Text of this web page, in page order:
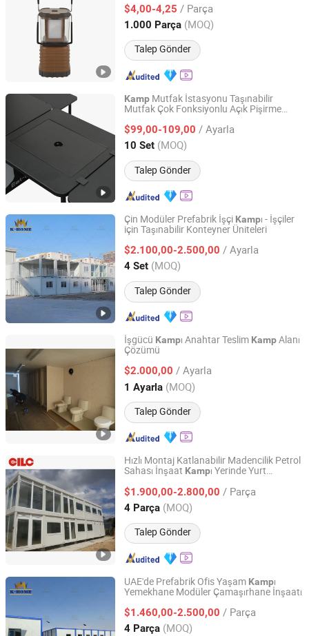
$4,00-4,25 / Parça
1.000 Parça (MOQ)
Talep Gönder
Zhejiang, China Fiyat 2024
Kamp Mutfak İstasyonu Taşınabilir
Mutfak Çok Fonksiyonlu Açık Pişirme
$99,00-109,00 / Ayarla
10 Set (MOQ)
Talep Gönder
CHANGZHOU DINGANG METAL MATERIAL CO., LTD.
Jiangsu, China Fiyat 2007
Çin Modüler Prefabrik İşçi Kampı - İşçiler
için Taşınabilir Konteyner Üniteleri
$2.100,00-2.500,00 / Ayarla
4 Set (MOQ)
Talep Gönder
Henan K-Home Steel Structure Co., Ltd.
Henan, China Fiyat 2015
İşgücü Kampı Anahtar Teslim KampAlanı
Çözümü
$2.000,00 / Ayarla
1 Ayarla (MOQ)
Talep Gönder
Shanghai Star House Co., Ltd.
Fiyat 2008
Hızlı Montaj Katlanabilir Madencilik Petrol
Sahası İnşaat Kampı Yerinde Yurt
Kampı
$1.900,00-2.800,00 / Parça
4 Parça (MOQ)
Talep Gönder
CILC Home Co., Ltd.
Shanghai, China Fiyat 2005
UAE'de Prefabrik Ofis Yaşam Kampı
Yemekhane Modüler Çamaşırhane İnşaatı
$1.460,00-2.500,00 / Parça
4 Parça (MOQ)
Henan K-Home Steel Structure Co., Ltd.
Henan, China Fiyat 2015